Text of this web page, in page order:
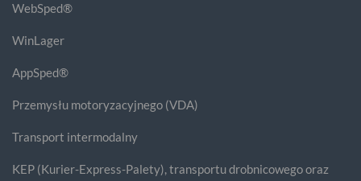
WebSped®
WinLager
AppSped®
Przemysłu motoryzacyjnego (VDA)
Transport intermodalny
KEP (Kurier-Express-Palety), transportu drobnicowego oraz